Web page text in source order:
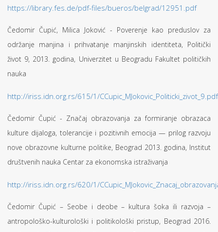
https://library.fes.de/pdf-files/bueros/belgrad/12951.pdf
Čedomir Čupić, Milica Joković - Poverenje kao preduslov za
održanje manjina i prihvatanje manjinskih identiteta, Politički
život 9, 2013. godina, Univerzitet u Beogradu Fakultet političkih
nauka
http://iriss.idn.org.rs/615/1/CCupic_MJokovic_Politicki_zivot_9.pdf
Čedomir Čupić - Značaj obrazovanja za formiranje obrazaca
kulture dijaloga, tolerancije i pozitivnih emocija — prilog razvoju
nove obrazovne kulturne politike, Beograd 2013. godina, Institut
društvenih nauka Centar za ekonomska istraživanja
http://iriss.idn.org.rs/620/1/
Čedomir Čupić – Seobe i deobe – kultura šoka ili razvoja –
antropološko-kulturološki i politikološki pristup, Beograd 2016.